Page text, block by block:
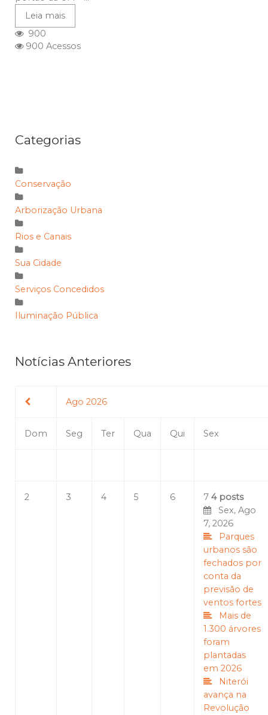
Leia mais
900
900 Acessos
Categorias
Conservação
Arborização Urbana
Rios e Canais
Sua Cidade
Serviços Concedidos
Iluminação Pública
Notícias Anteriores
Ago 2026
Dom Seg Ter Qua Qui Sex
2 3 4 5 6 7 4 posts
Sex, Ago
7, 2026
Parques
urbanos são
fechados por
conta da
previsão de
ventos fortes
Mais de
1.300 árvores
foram
plantadas
em 2026
Niterói
avança na
Revolução